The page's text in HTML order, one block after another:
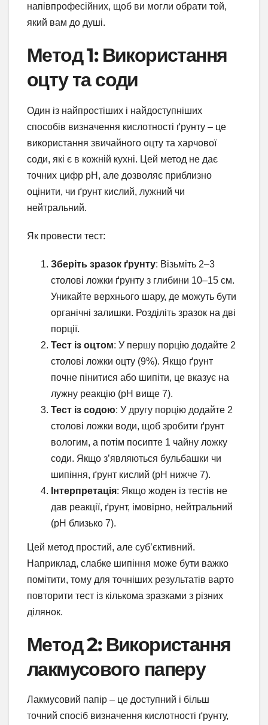
напівпрофесійних, щоб ви могли обрати той,
який вам до душі.
Метод 1: Використання
оцту та соди
Один із найпростіших і найдоступніших
способів визначення кислотності ґрунту – це
використання звичайного оцту та харчової
соди, які є в кожній кухні. Цей метод не дає
точних цифр pH, але дозволяє приблизно
оцінити, чи ґрунт кислий, лужний чи
нейтральний.
Як провести тест:
Зберіть зразок ґрунту: Візьміть 2–3
столові ложки ґрунту з глибини 10–15 см.
Уникайте верхнього шару, де можуть бути
органічні залишки. Розділіть зразок на дві
порції.
Тест із оцтом: У першу порцію додайте 2
столові ложки оцту (9%). Якщо ґрунт
почне пінитися або шипіти, це вказує на
лужну реакцію (pH вище 7).
Тест із содою: У другу порцію додайте 2
столові ложки води, щоб зробити ґрунт
вологим, а потім посипте 1 чайну ложку
соди. Якщо з’являються бульбашки чи
шипіння, ґрунт кислий (pH нижче 7).
Інтерпретація: Якщо жоден із тестів не
дав реакції, ґрунт, імовірно, нейтральний
(pH близько 7).
Цей метод простий, але суб’єктивний.
Наприклад, слабке шипіння може бути важко
помітити, тому для точніших результатів варто
повторити тест із кількома зразками з різних
ділянок.
Метод 2: Використання
лакмусового паперу
Лакмусовий папір – це доступний і більш
точний спосіб визначення кислотності ґрунту,